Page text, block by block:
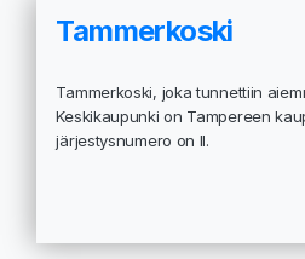
Tammerkoski
Tammerkoski, joka tunnettiin
Keskikaupunki on Tampereen
järjestysnumero on II.